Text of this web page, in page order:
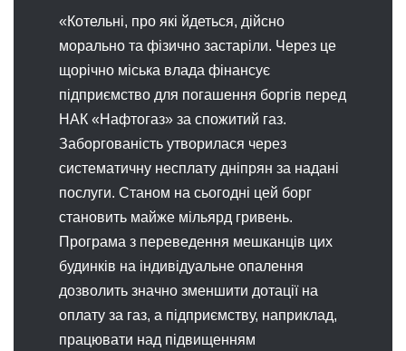
«Котельні, про які йдеться, дійсно
морально та фізично застаріли. Через це
щорічно міська влада фінансує
підприємство для погашення боргів перед
НАК «Нафтогаз» за спожитий газ.
Заборгованість утворилася через
систематичну несплату дніпрян за надані
послуги. Станом на сьогодні цей борг
становить майже мільярд гривень.
Програма з переведення мешканців цих
будинків на індивідуальне опалення
дозволить значно зменшити дотації на
оплату за газ, а підприємству, наприклад,
працювати над підвищенням